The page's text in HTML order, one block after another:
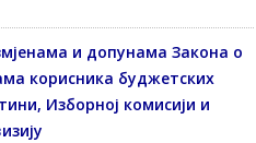
и допунама Закона о
корисника буджетских
Изборној комисији и